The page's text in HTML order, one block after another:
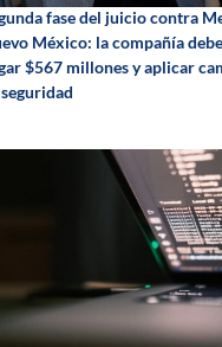
fase del juicio contra
México: la compañía
$567 millones y aplicar